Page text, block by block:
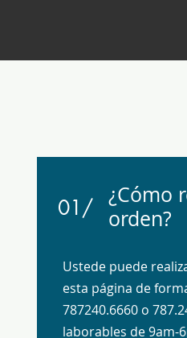
01/
¿Cómo
orden?
Ustede puede
esta página de
787240.6660 o
laborables de 9am-